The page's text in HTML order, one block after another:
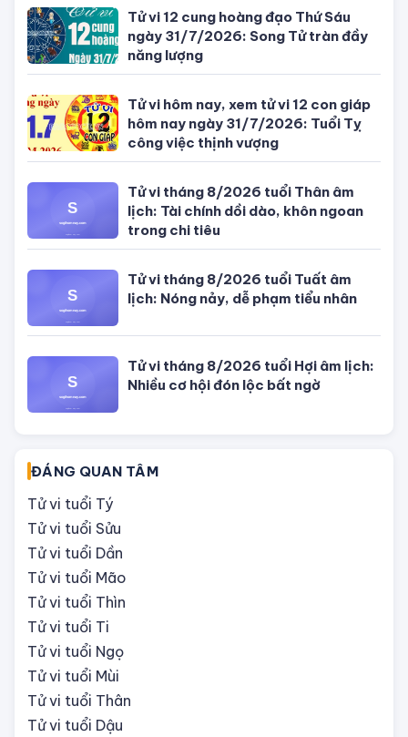
CÙNG CHUYÊN MỤC TỬ VI CỦA 12 CON GIÁP
hôm nay ngày 5/8/2026: Tuổi Thân